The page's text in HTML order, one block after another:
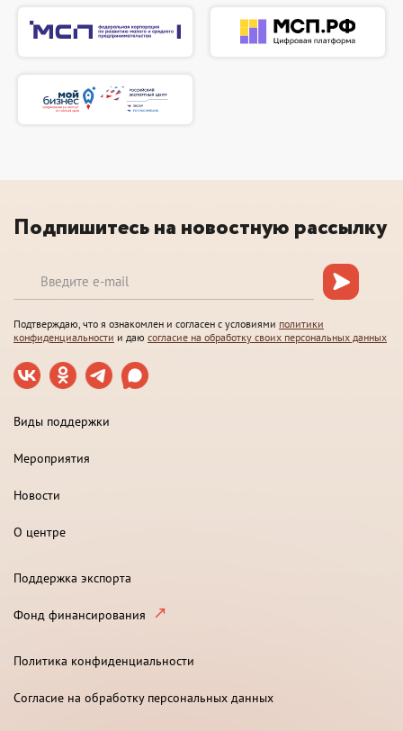
Подпишитесь на новостную рассылку
Подтверждаю, что я ознакомлен и согласен с условиями политики
конфиденциальности и даю согласие на обработку своих персональных данных
Виды поддержки
Мероприятия
Новости
О центре
Поддержка экспорта
Фонд финансирования
Политика конфиденциальности
Согласие на обработку персональных данных